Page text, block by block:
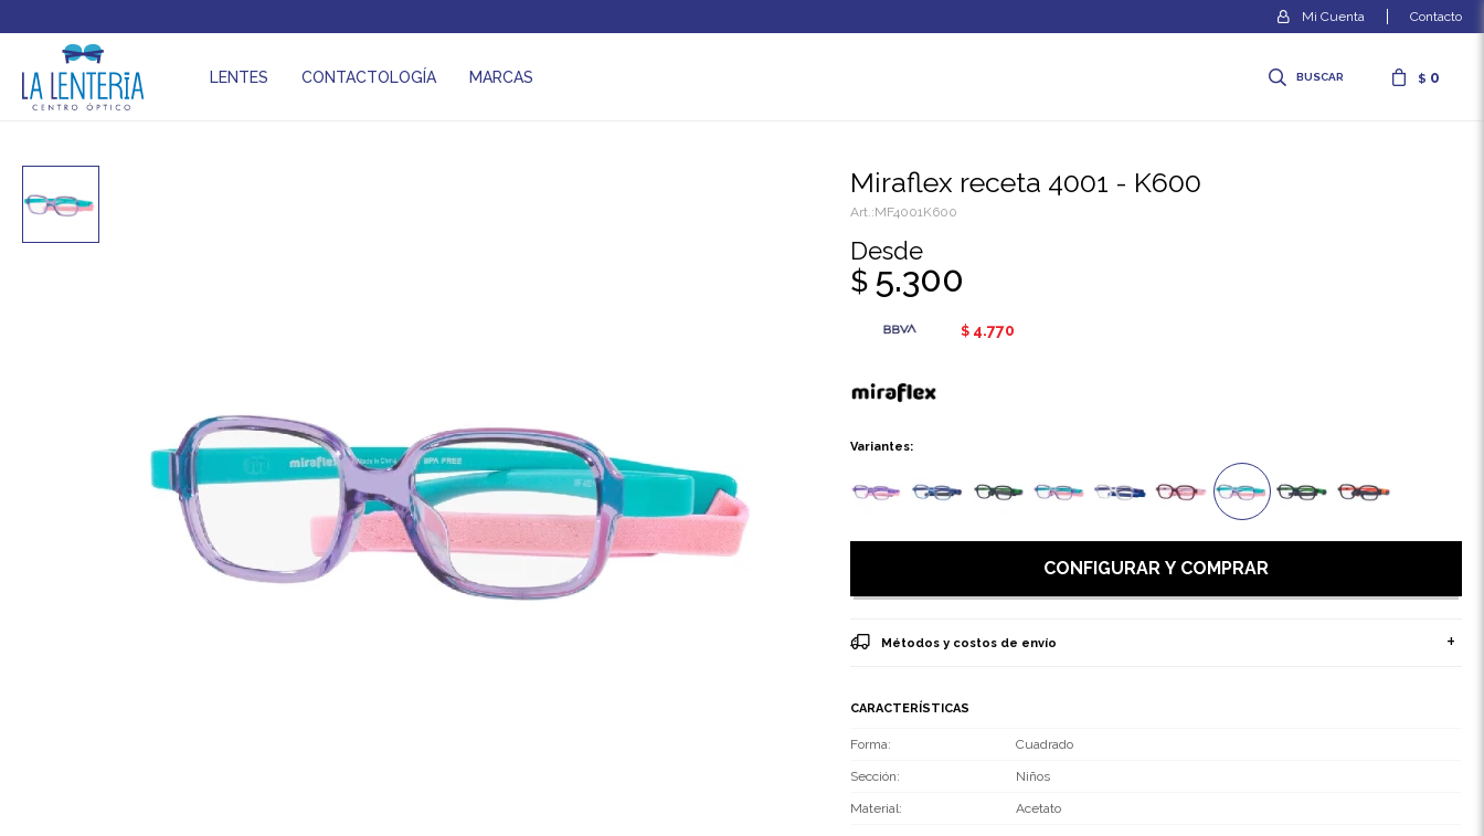
LENTES CONTACTOLOGÍA MARCAS $ 0
Contacto
Miraflex receta 4001 - K600
MF4001K600
Desde
$ 5.300
$ 4.770
Variantes:
CONFIGURAR Y COMPRAR
Métodos y costos de envío
CARACTERÍSTICAS
Forma Cuadrado
Sección Niños
Material Acetato